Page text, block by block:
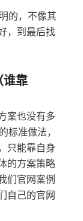
的，不像其
，到最后找
靠
案也没有多
标准做法，
只能靠自身
的方案策略
们官网案例
自己的官网